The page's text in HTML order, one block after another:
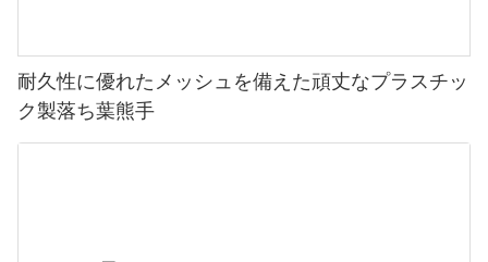
耐久性に優れたメッシュを備えた頑丈なプラスチッ
ク製落ち葉熊手